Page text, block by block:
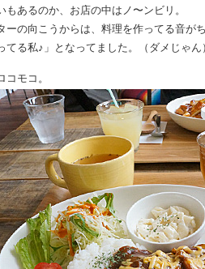
もあるのか、お店の中はノ〜ンビリ。
ーの向こうからは、料理を作ってる音が
てる私♪」となってました。（ダメじゃん
コモコ。